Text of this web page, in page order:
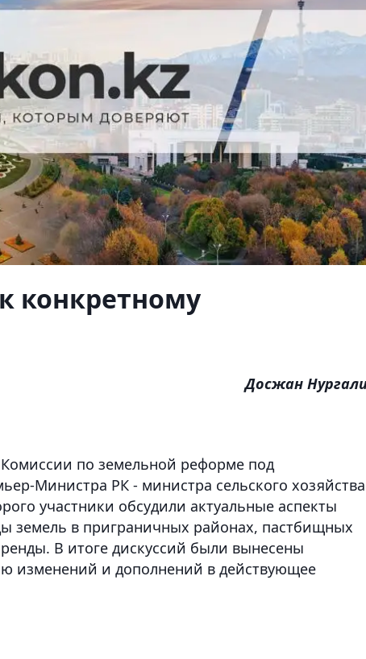
конкретному
Досжан
Комиссии по земельной реформе под
Министра РК - министра сельского хозяйства
участники обсудили актуальные аспекты
земель в приграничных районах, пастбищных
В итоге дискуссий были вынесены
изменений и дополнений в действующее